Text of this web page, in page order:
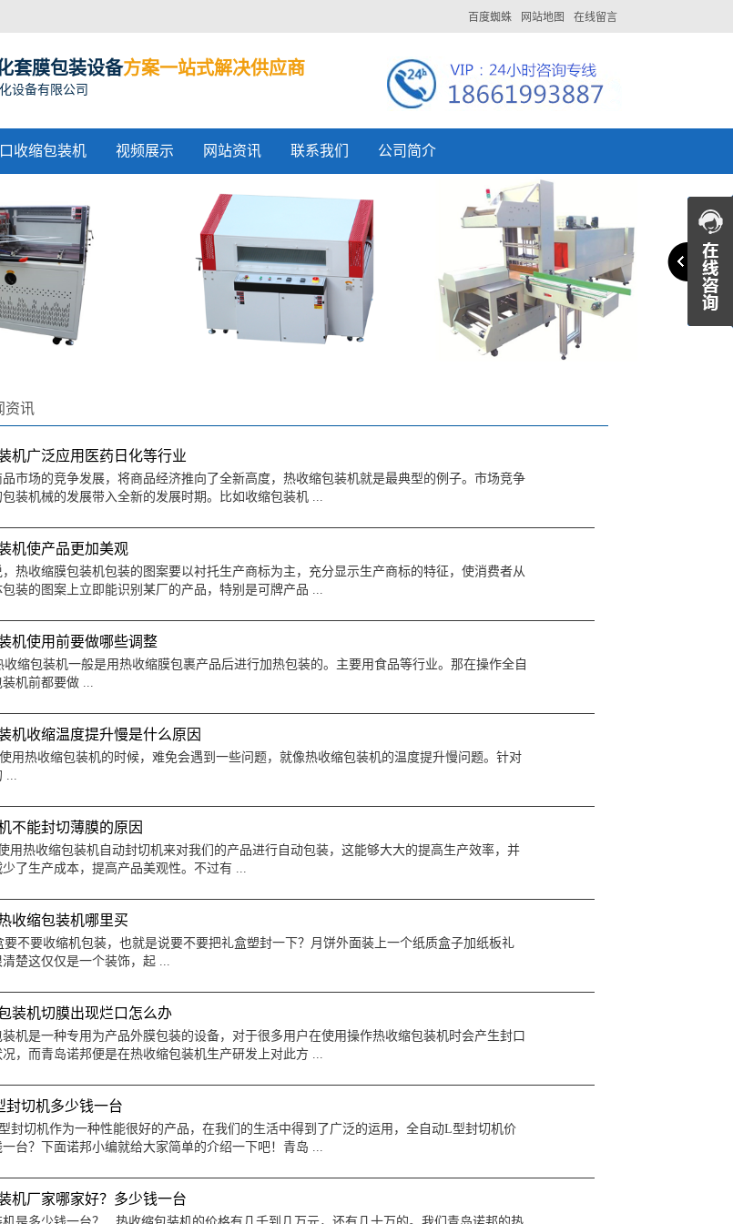
在线留言
网站地图
百度蜘蛛
套膜包装设备方案一站式解决供应商
设备有限公司
收缩包装机 视频展示 网站资讯 联系我们 公司简介
资讯
机广泛应用医药日化等行业
市场的竞争发展，将商品经济推向了全新高度，热收缩包装机就是最典型的例子。市场竞争
装机械的发展带入全新的发展时期。比如收缩包装机 ...
机使产品更加美观
热收缩膜包装机包装的图案要以衬托生产商标为主，充分显示生产商标的特征，使消费者从
装的图案上立即能识别某厂的产品，特别是可牌产品 ...
机使用前要做哪些调整
缩包装机一般是用热收缩膜包裹产品后进行加热包装的。主要用食品等行业。那在操作全自
机前都要做 ...
机收缩温度提升慢是什么原因
热收缩包装机的时候，难免会遇到一些问题，就像热收缩包装机的温度提升慢问题。针对
...
不能封切薄膜的原因
用热收缩包装机自动封切机来对我们的产品进行自动包装，这能够大大的提高生产效率，并
少了生产成本，提高产品美观性。不过有 ...
收缩包装机哪里买
不要收缩机包装，也就是说要不要把礼盒塑封一下？月饼外面装上一个纸质盒子加纸板礼
楚这仅仅是一个装饰，起 ...
装机切膜出现烂口怎么办
机是一种专用为产品外膜包装的设备，对于很多用户在使用操作热收缩包装机时会产生封口
，而青岛诺邦便是在热收缩包装机生产研发上对此方 ...
封切机多少钱一台
封切机作为一种性能很好的产品，在我们的生活中得到了广泛的运用，全自动L型封切机价
台？下面诺邦小编就给大家简单的介绍一下吧！青岛 ...
机厂家哪家好？多少钱一台